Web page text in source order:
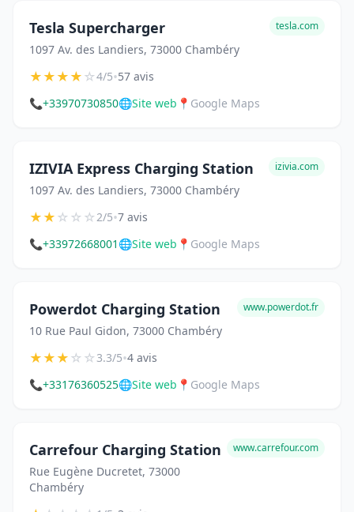
Tesla Supercharger
1097 Av. des Landiers, 73000 Chambéry
tesla.com
★★★★☆4/5•57 avis
📞+33970730850🌐Site web 📍 Google Maps
IZIVIA Express Charging Station
1097 Av. des Landiers, 73000 Chambéry
izivia.com
★★☆☆☆2/5•7 avis
📞+33972668001 🌐Site web 📍 Google Maps
Powerdot Charging Station
10 Rue Paul Gidon, 73000 Chambéry
www.powerdot.fr
★★★☆☆3.3/5•4 avis
📞+33176360525🌐Site web 📍 Google Maps
Carrefour Charging Station
Rue Eugène Ducretet, 73000
Chambéry
www.carrefour.com